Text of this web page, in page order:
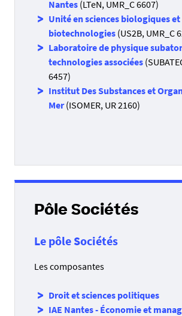
Nantes (LTeN, UMR_C 6607)
Unité en sciences biologiques et
biotechnologies (US2B, UMR_C
Laboratoire de physique
technologies associées
6457)
Institut Des Substances et
Mer(ISOMER, UR 2160)
Pôle Sociétés
Le pôle Sociétés
Les composantes
Droit et sciences politiques
IAE Nantes- Économie et